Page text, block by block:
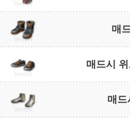
매
매드시
매드